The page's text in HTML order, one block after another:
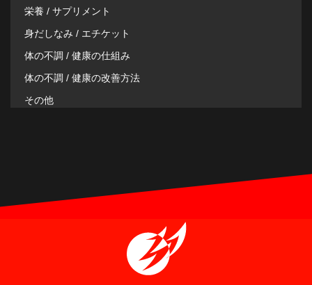
栄養 / サプリメント
身だしなみ / エチケット
体の不調 / 健康の仕組み
体の不調 / 健康の改善方法
その他